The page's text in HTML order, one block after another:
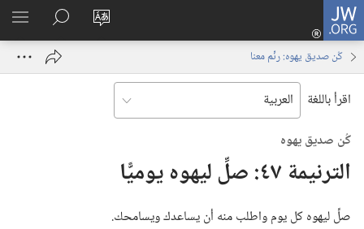
JW.ORG
تغيير
الموقع
تسجيل
الدخول
نافذة
البحث
في
JW.‎ORG
كُن صديق يهوه:‏ رنِّم معنا
اقرأ باللغة
كُن صديق يهوه
الترنيمة ٤٧:‏ صلِّ ليهوه يوميًّا
صلِّ ليهوه كل يوم واطلب منه أن يساعدك ويسامحك.‏